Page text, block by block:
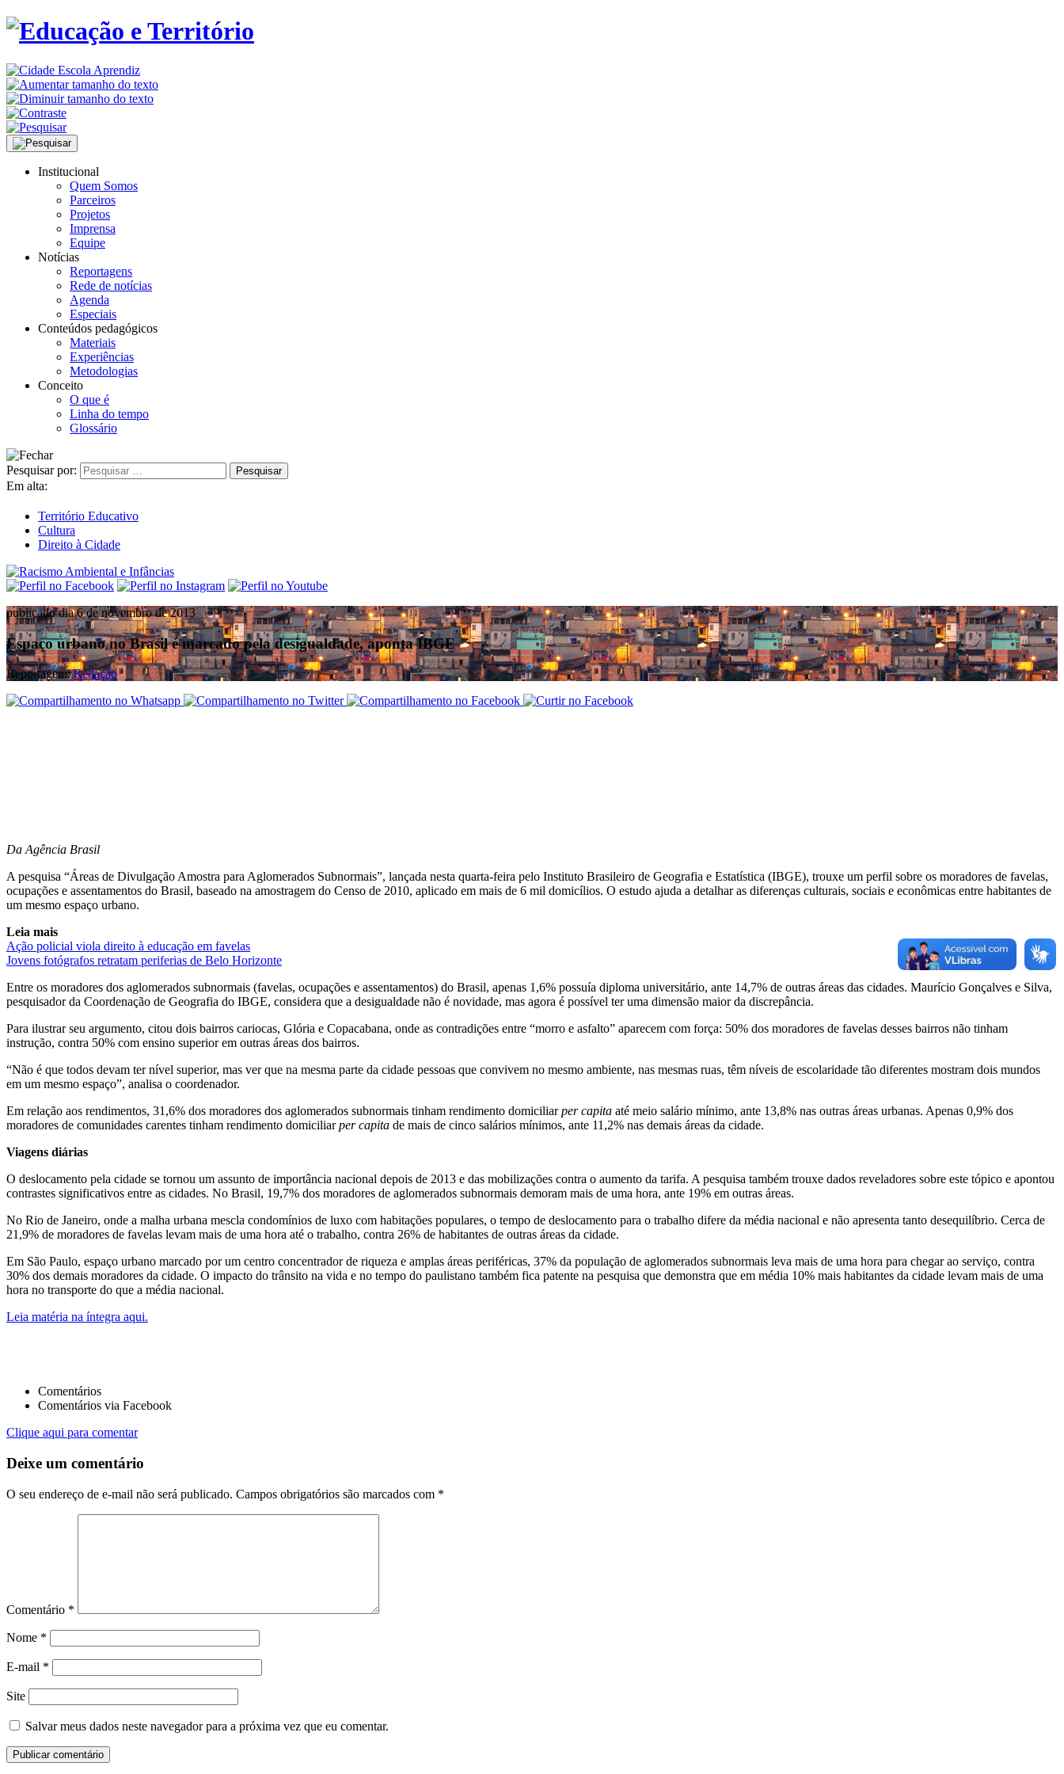
Institucional
Quem Somos
Parceiros
Projetos
Imprensa
Equipe
Notícias
Reportagens
Rede de notícias
Agenda
Especiais
Conteúdos pedagógicos
Materiais
Experiências
Metodologias
Conceito
O que é
Linha do tempo
Glossário
Pesquisar por:
Em alta:
Território Educativo
Cultura
Direito à Cidade
publicado dia 6 de novembro de 2013
Espaço urbano no Brasil é marcado pela desigualdade, aponta IBGE
Reportagem:Redação
Da Agência Brasil
A pesquisa “Áreas de Divulgação Amostra para Aglomerados Subnormais”, lançada nesta quarta-feira pelo Instituto Brasileiro de Geografia e Estatística (IBGE), trouxe um perfil sobre os moradores de favelas,
ocupações e assentamentos do Brasil, baseado na amostragem do Censo de 2010, aplicado em mais de 6 mil domicílios. O estudo ajuda a detalhar as diferenças culturais, sociais e econômicas entre habitantes de
um mesmo espaço urbano.
Leia mais
Ação policial viola direito à educação em favelas
Jovens fotógrafos retratam periferias de Belo Horizonte
Entre os moradores dos aglomerados subnormais (favelas, ocupações e assentamentos) do Brasil, apenas 1,6% possuía diploma universitário, ante 14,7% de outras áreas das cidades. Maurício Gonçalves e Silva,
pesquisador da Coordenação de Geografia do IBGE, considera que a desigualdade não é novidade, mas agora é possível ter uma dimensão maior da discrepância.
Para ilustrar seu argumento, citou dois bairros cariocas, Glória e Copacabana, onde as contradições entre “morro e asfalto” aparecem com força: 50% dos moradores de favelas desses bairros não tinham
instrução, contra 50% com ensino superior em outras áreas dos bairros.
“Não é que todos devam ter nível superior, mas ver que na mesma parte da cidade pessoas que convivem no mesmo ambiente, nas mesmas ruas, têm níveis de escolaridade tão diferentes mostram dois mundos
em um mesmo espaço”, analisa o coordenador.
Em relação aos rendimentos, 31,6% dos moradores dos aglomerados subnormais tinham rendimento domiciliarper capita até meio salário mínimo, ante 13,8% nas outras áreas urbanas. Apenas 0,9% dos
moradores de comunidades carentes tinham rendimento domiciliarper capita de mais de cinco salários mínimos, ante 11,2% nas demais áreas da cidade.
Viagens diárias
O deslocamento pela cidade se tornou um assunto de importância nacional depois de 2013 e das mobilizações contra o aumento da tarifa. A pesquisa também trouxe dados reveladores sobre este tópico e apontou
contrastes significativos entre as cidades. No Brasil, 19,7% dos moradores de aglomerados subnormais demoram mais de uma hora, ante 19% em outras áreas.
No Rio de Janeiro, onde a malha urbana mescla condomínios de luxo com habitações populares, o tempo de deslocamento para o trabalho difere da média nacional e não apresenta tanto desequilíbrio. Cerca de
21,9% de moradores de favelas levam mais de uma hora até o trabalho, contra 26% de habitantes de outras áreas da cidade.
Em São Paulo, espaço urbano marcado por um centro concentrador de riqueza e amplas áreas periféricas, 37% da população de aglomerados subnormais leva mais de uma hora para chegar ao serviço, contra
30% dos demais moradores da cidade. O impacto do trânsito na vida e no tempo do paulistano também fica patente na pesquisa que demonstra que em média 10% mais habitantes da cidade levam mais de uma
hora no transporte do que a média nacional.
Leia matéria na íntegra aqui.
Comentários
Comentários via Facebook
Clique aqui para comentar
Deixe um comentário
O seu endereço de e-mail não será publicado. Campos obrigatórios são marcados com *
Comentário *
Nome *
E-mail *
Site
Salvar meus dados neste navegador para a próxima vez que eu comentar.